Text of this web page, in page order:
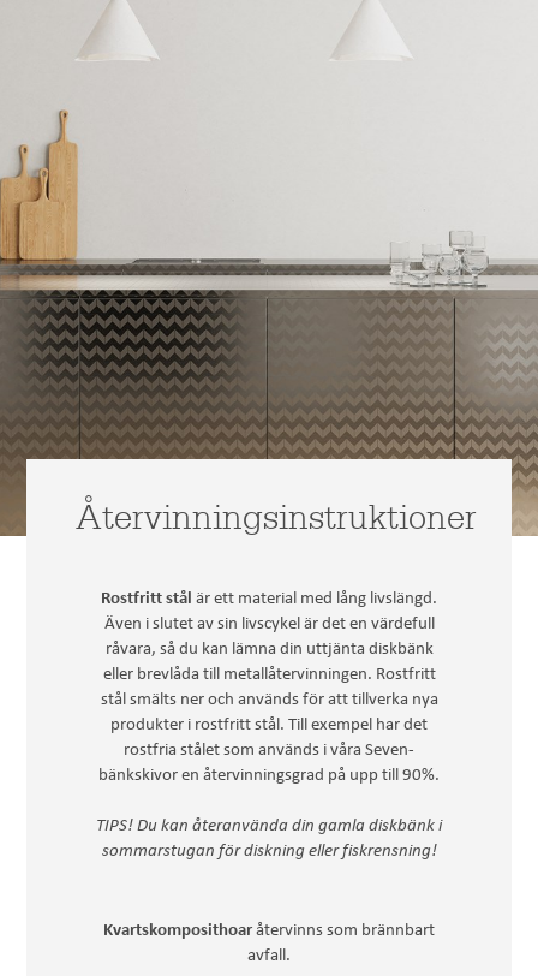
Återvinningsinstruktioner
Rostfritt stål är ett material med lång livslängd.
Även i slutet av sin livscykel är det en värdefull
råvara, så du kan lämna din uttjänta diskbänk
eller brevlåda till metallåtervinningen. Rostfritt
stål smälts ner och används för att tillverka nya
produkter i rostfritt stål. Till exempel har det
rostfria stålet som används i våra Seven-
bänkskivor en återvinningsgrad på upp till 90%.
TIPS! Du kan återanvända din gamla diskbänk i
sommarstugan för diskning eller fiskrensning!
Kvartskomposithoar återvinns som brännbart
avfall.